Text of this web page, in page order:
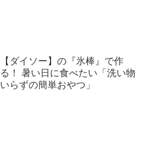
【ダイソー】の『氷棒』で作
る！ 暑い日に食べたい「洗い物
いらずの簡単おやつ」